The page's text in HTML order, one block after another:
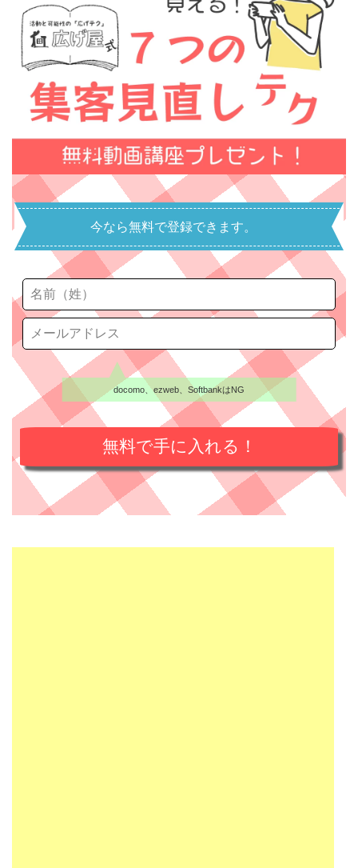
今なら無料で登録できます。
docomo、ezweb、SoftbankはNG